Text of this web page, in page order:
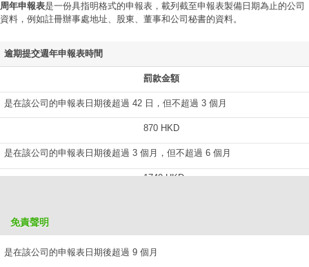
周年申報表是一份具指明格式的申報表，載列截至申報表製備日期為止的公司
資料，例如註冊辦事處地址、股東、董事和公司秘書的資料。
逾期提交週年申報表時間
罰款金額
是在該公司的申報表日期後超過 42 日，但不超過 3 個月
870 HKD
是在該公司的申報表日期後超過 3 個月，但不超過 6 個月
1740 HKD
是在該公司的申報表日期後超過 9 個月
免責聲明